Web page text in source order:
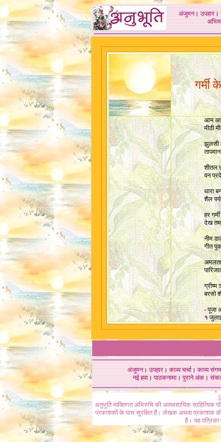
अंजुमन।उपहार।
गर्मी
आम
मीठी
झुलसी
शीतल
वन
धारा
शैल
हर
देख
नीम
गीत
बरसो
- पूजा
१
अंजुमन।उपहार।काव्य चर्चा।काव्य संगम
नई हवा। पाठकनामा। पुराने अंक।
अनुभूति व्यक्तिगत अभिरुचि की अव्यवसायिक
प्रकाशकों के पास सुरक्षित हैं। लेखक अथवा प्रकाशक की
है। यह पत्रिका